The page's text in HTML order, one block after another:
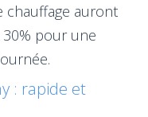
chauffage auront
30% pour une
: rapide et